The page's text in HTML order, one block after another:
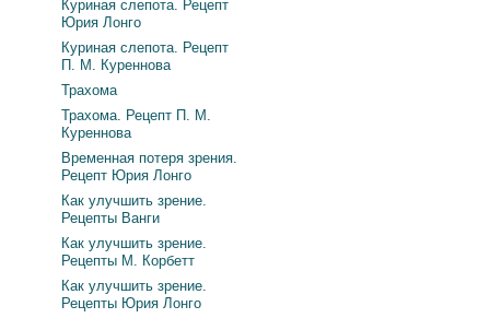
Куриная слепота. Рецепт
Юрия Лонго
Куриная слепота. Рецепт
П. М. Куреннова
Трахома
Трахома. Рецепт П. М.
Куреннова
Временная потеря зрения.
Рецепт Юрия Лонго
Как улучшить зрение.
Рецепты Ванги
Как улучшить зрение.
Рецепты М. Корбетт
Как улучшить зрение.
Рецепты Юрия Лонго